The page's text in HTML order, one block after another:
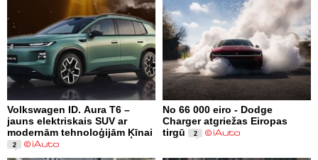
Volkswagen ID. Aura T6 –
jauns elektriskais SUV ar
modernām tehnoloģijām Ķīnai
2
No 66 000 eiro - Dodge
Charger atgriežas Eiropas
tirgū
2